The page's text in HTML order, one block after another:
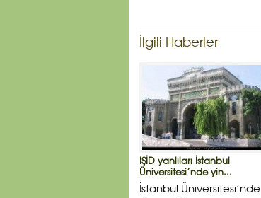
İlgili Haberler
IŞİD yanlıları İstanbul
Üniversitesi’nde yin...
İstanbul Üniversitesi’nde